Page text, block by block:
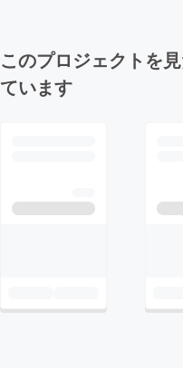
このプロジェクトを
ています